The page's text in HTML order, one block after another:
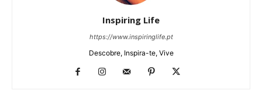
Inspiring Life
https://www.inspiringlife.pt
Descobre, Inspira-te, Vive